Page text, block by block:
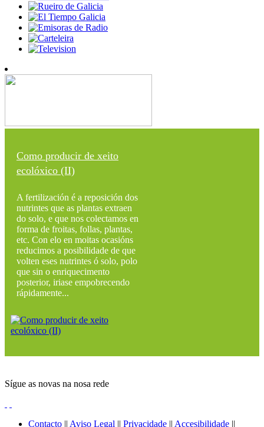
Como producir de xeito
ecolóxico (II)
A fertilización é a reposición dos
nutrintes que as plantas extraen
do solo, e que nos colectamos en
forma de froitas, follas, plantas,
etc. Con elo en moitas ocasións
reducimos a posibilidade de que
volten eses nutrintes ó solo, polo
que sin o enriquecimento
posterior, iriase empobrecendo
rápidamente...
Sígue as novas na nosa rede
Contacto || Aviso Legal || Privacidade || Accesibilidade ||